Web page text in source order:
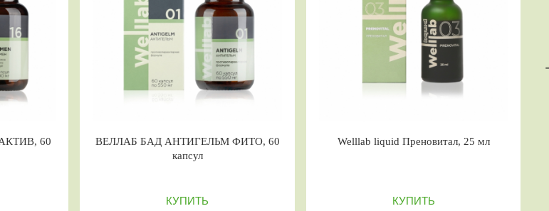
Welllab liquid Преновитал, 25 мл
WELLLAB БАД АНТИСВИТ